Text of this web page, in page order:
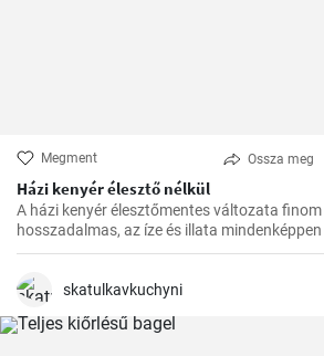
Megment Ossza meg
Házi kenyér élesztő nélkül
A házi kenyér élesztőmentes változata
hosszadalmas, az íze és illata
előre tervezzük meg az készítést, mivel a
skatulkavkuchyni